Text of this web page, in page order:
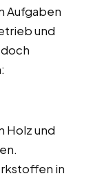
Aufgaben
und
Holz und
in